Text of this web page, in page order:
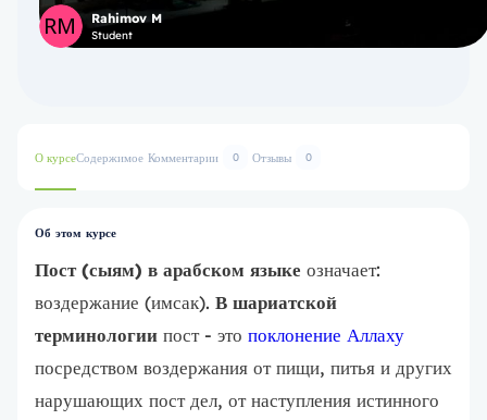
Rahimov M
Student
О курсеСодержимое Комментарии 0 Отзывы 0
Об этом курсе
Пост (сыям) в арабском языке означает:
воздержание (имсак). В шариатской
терминологии пост - это поклонение Аллаху
посредством воздержания от пищи, питья и других
нарушающих пост дел, от наступления истинного